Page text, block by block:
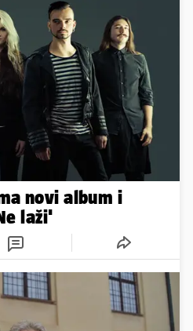
novi album i
laži'